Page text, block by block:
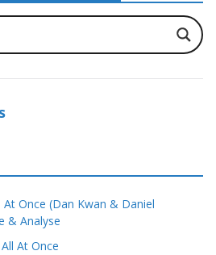
At Once (Dan Kwan & Daniel
& Analyse